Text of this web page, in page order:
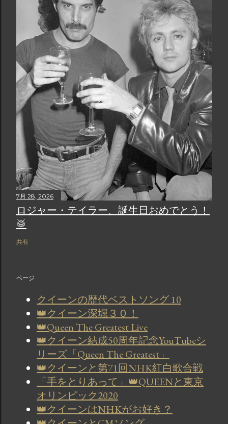
7月 28, 2026
ロジャー・テイラー、誕生日おめでとう！
🥁
共有
ページ
クイーンの歴代ベストソング 10
👑クイーン深堀３０！
👑Queen The Greatest Live
👑クイーン結成50周年記念YouTubeシ
リーズ「Queen The Greatest」
👑クイーンと第71回NHK紅白歌合戦
「手をとりあって」👑QUEENと東京
オリンピック2020
👑クイーンはNHKがお好き？